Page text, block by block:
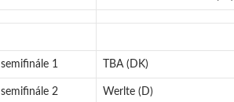
semifinále 1 TBA (DK)
semifinále 2 Werlte (D)